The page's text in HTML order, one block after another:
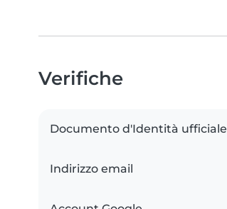
Verifiche
Documento d'Identità ufficiale
Indirizzo email